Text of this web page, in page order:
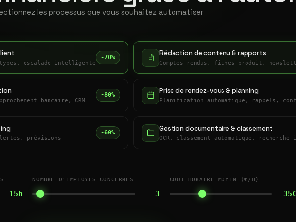
les processus que vous souhaitez automatiser
escalade intelligente
-70% Rédaction de contenu & rapports
Comptes-rendus, fiches produit,
bancaire, CRM
-80% Prise de rendez-vous & planning
Planification automatique, rappels,
prévisions
-60% Gestion documentaire & classement
OCR, classement automatique,
15h
NOMBRE D'EMPLOYÉS CONCERNÉS
3
COÛT HORAIRE MOYEN (€/H)
35€